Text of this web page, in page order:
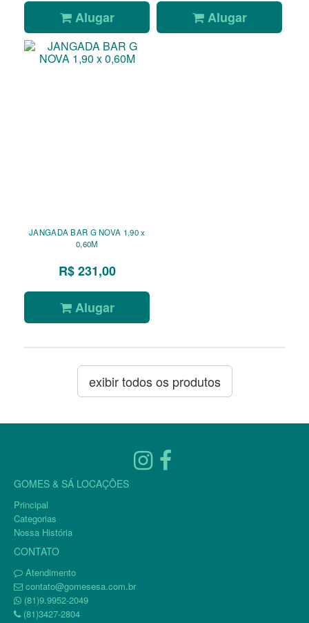
Alugar Alugar
JANGADA BAR G NOVA 1,90 x
0,60M
R$ 231,00
Alugar
exibir todos os produtos
GOMES & SÁ LOCAÇÕES
Principal
Categorias
Nossa História
CONTATO
Atendimento
contato@gomesesa.com.br
(81)9.9952-2049
(81)3427-2804